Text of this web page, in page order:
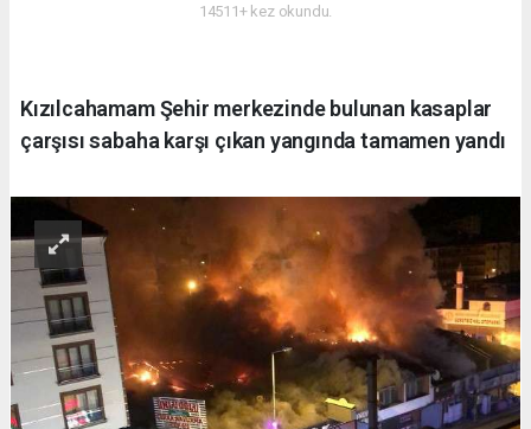
14511+ kez okundu.
Kızılcahamam Şehir merkezinde bulunan kasaplar
çarşısı sabaha karşı çıkan yangında tamamen yandı